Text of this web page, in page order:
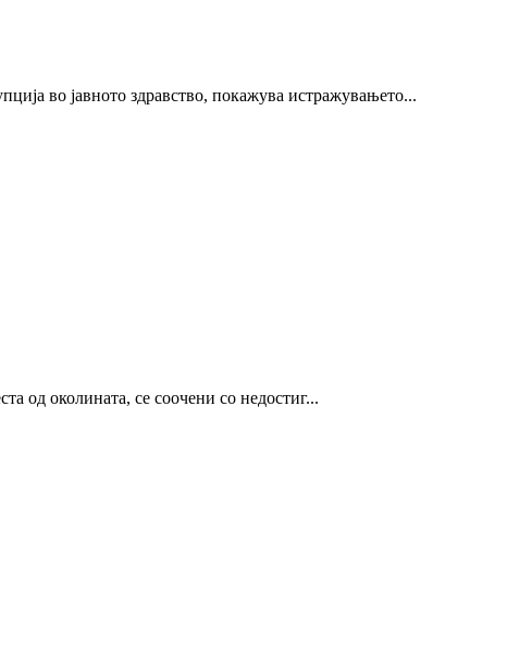
во јавното здравство, покажува истражувањето...
од околината, се соочени со недостиг...